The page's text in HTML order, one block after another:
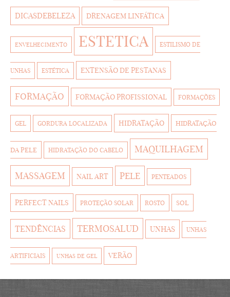
DICASDEBELEZA DRENAGEM LINFÁTICA
ENVELHECIMENTO ESTETICA ESTILISMO DE
UNHAS ESTÉTICA EXTENSÃO DE PESTANAS
FORMAÇÃO FORMAÇÃO PROFISSIONAL FORMAÇÕES
GEL GORDURA LOCALIZADA HIDRATAÇÃO HIDRATAÇÃO
DA PELE HIDRATAÇÃO DO CABELO MAQUILHAGEM
MASSAGEM NAIL ART PELE PENTEADOS
PERFECT NAILS PROTEÇÃO SOLAR ROSTO SOL
TENDÊNCIAS TERMOSALUD UNHAS UNHAS
ARTIFICIAIS UNHAS DE GEL VERÃO